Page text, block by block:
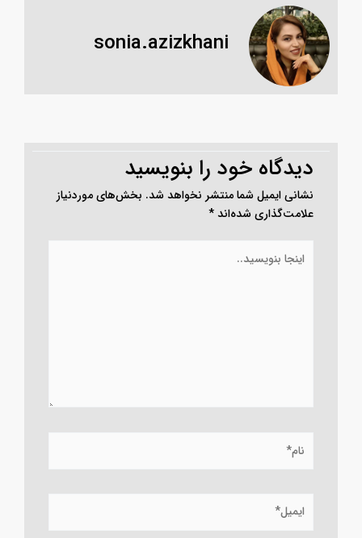
sonia.azizkhani
دیدگاه‌ خود را بنویسید
نشانی ایمیل شما منتشر نخواهد شد. بخش‌های موردنیاز
علامت‌گذاری شده‌اند*
بنویسید..